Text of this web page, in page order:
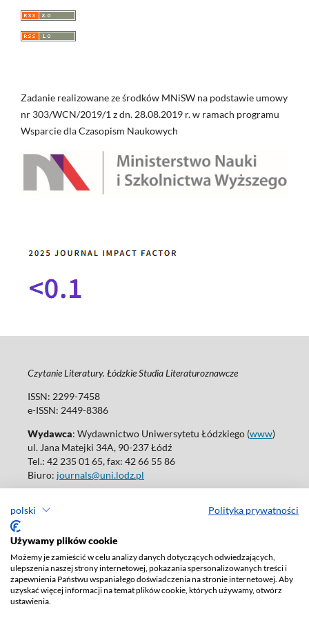
polski Polityka prywatności
Używamy plików cookie
Możemy je zamieścić w celu analizy danych dotyczących odwiedzających,
ulepszenia naszej strony internetowej, pokazania spersonalizowanych treści i
zapewnienia Państwu wspaniałego doświadczenia na stronie internetowej. Aby
uzyskać więcej informacji na temat plików cookie, których używamy, otwórz
ustawienia.
Zadanie realizowane ze środków MNiSW na podstawie umowy
nr 303/WCN/2019/1 z dn. 28.08.2019 r. w ramach programu
Wsparcie dla Czasopism Naukowych
Czytanie Literatury. Łódzkie Studia Literaturoznawcze
ISSN: 2299-7458
e-ISSN: 2449-8386
Wydawca: Wydawnictwo Uniwersytetu Łódzkiego (www)
ul. Jana Matejki 34A, 90-237 Łódź
Tel.: 42 235 01 65, fax: 42 66 55 86
Biuro: journals@uni.lodz.pl
W sprawie prenumeraty wydań papierowych prosimy o kontakt
Deklaracja dostępności